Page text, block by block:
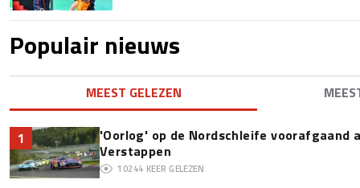
Populair nieuws
MEEST GELEZEN
1
'Oorlog' op de Nordschleife voorafgaand
Verstappen
10244 KEER GELEZEN